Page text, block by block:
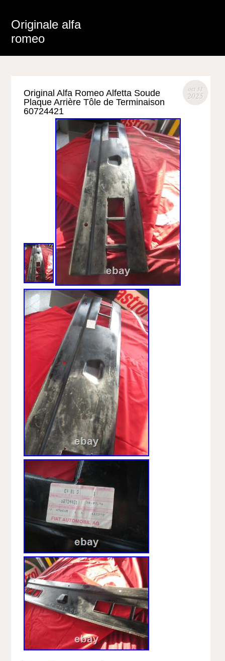
Originale alfa
romeo
oct 31
2025
Original Alfa Romeo Alfetta Soude
Plaque Arrière Tôle de Terminaison
60724421